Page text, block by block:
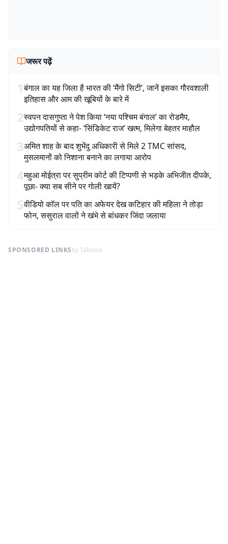
जरूर पढ़ें
1बंगाल का यह जिला है भारत की ‘मैंगो सिटी’, जानें इसका गौरवशाली
इतिहास और आम की खूबियों के बारे में
2स्वपन दासगुप्ता ने पेश किया ‘नया पश्चिम बंगाल’ का रोडमैप,
उद्योगपतियों से कहा- ‘सिंडिकेट राज’ खत्म, मिलेगा बेहतर माहौल
3अमित शाह के बाद शुभेंदु अधिकारी से मिले 2 TMC सांसद,
मुसलमानों को निशाना बनाने का लगाया आरोप
4महुआ मोईत्रा पर सुप्रीम कोर्ट की टिप्पणी से भड़के अभिजीत दीपके,
पूछा- क्या सब सीने पर गोली खायें?
5वीडियो कॉल पर पति का अफेयर देख कटिहार की महिला ने तोड़ा
फोन, ससुराल वालों ने खंभे से बांधकर जिंदा जलाया
SPONSORED LINKSby Taboola